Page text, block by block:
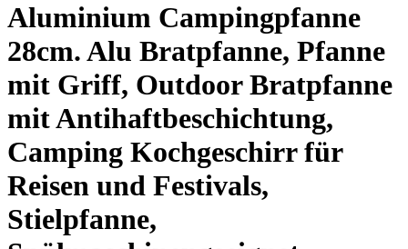
Aluminium Campingpfanne
28cm. Alu Bratpfanne, Pfanne
mit Griff, Outdoor Bratpfanne
mit Antihaftbeschichtung,
Camping Kochgeschirr für
Reisen und Festivals,
Stielpfanne,